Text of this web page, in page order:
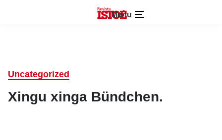
Menu
Uncategorized
Xingu xinga Bündchen.